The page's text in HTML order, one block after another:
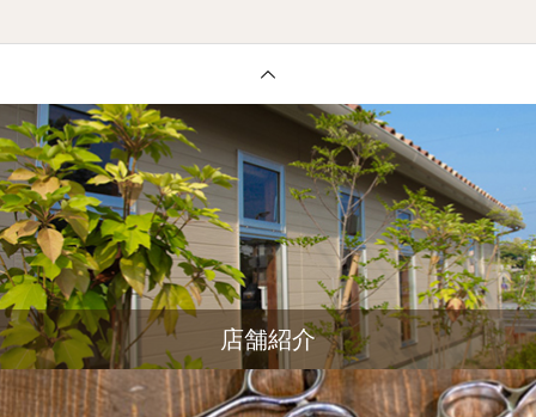
店舗紹介